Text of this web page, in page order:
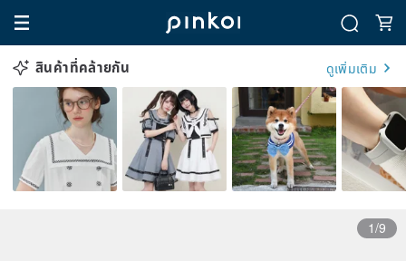
สินค้าที่คล้ายกัน ดูเพิ่มเติม
1/9